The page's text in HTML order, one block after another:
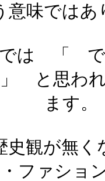
意味では
では 「 で
と思われ
ます。
史観が無く
ファシ